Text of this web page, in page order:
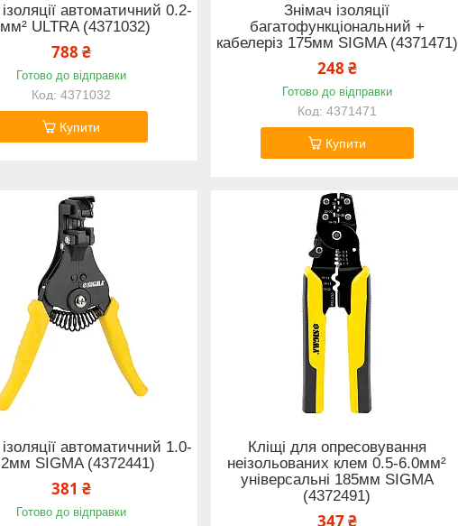
автоматичний 0.2-
ULTRA (4371032)
788 ₴
Готово до відправки
4371032
Купити
Знімач ізоляції
багатофункціональний +
кабелеріз 175мм SIGMA (4371471)
248 ₴
Готово до відправки
4371471
Купити
автоматичний 1.0-
SIGMA (4372441)
381 ₴
Готово до відправки
Кліщі для опресовування
неізольованих клем 0.5-6.0мм²
універсальні 185мм SIGMA
(4372491)
347 ₴